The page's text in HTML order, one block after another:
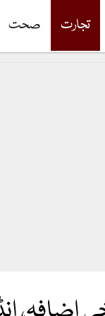
تجارت صحت